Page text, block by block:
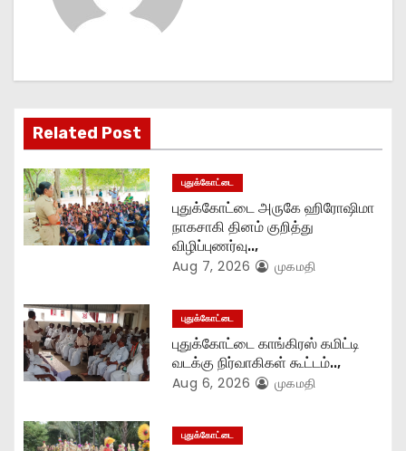
a
t
i
o
n
Related Post
புதுக்கோட்டை
புதுக்கோட்டை அருகே ஹிரோஷிமா
நாகசாகி தினம் குறித்து
விழிப்புணர்வு..,
Aug 7, 2026 முகமதி
புதுக்கோட்டை
புதுக்கோட்டை காங்கிரஸ் கமிட்டி
வடக்கு நிர்வாகிகள் கூட்டம்..,
Aug 6, 2026 முகமதி
புதுக்கோட்டை